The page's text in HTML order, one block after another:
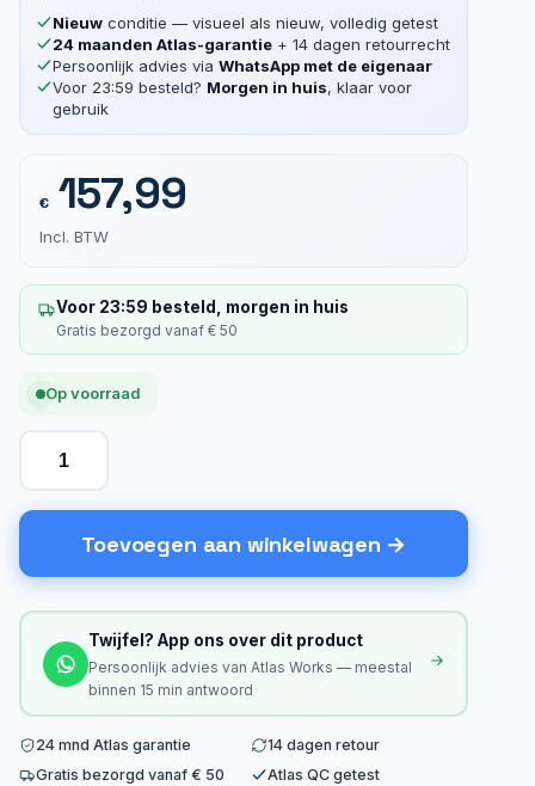
Nieuw conditie — visueel als nieuw, volledig getest
24 maanden Atlas-garantie + 14 dagen retourrecht
Persoonlijk advies via WhatsApp met de eigenaar
Voor 23:59 besteld? Morgen in huis, klaar voor
gebruik
€157,99
Incl. BTW
Voor 23:59 besteld, morgen in huis
Gratis bezorgd vanaf € 50
Op voorraad
Toevoegen aan winkelwagen
Twijfel? App ons over dit product
Persoonlijk advies van Atlas Works — meestal
binnen 15 min antwoord
24 mnd Atlas garantie
14 dagen retour
Gratis bezorgd vanaf € 50
Atlas QC getest